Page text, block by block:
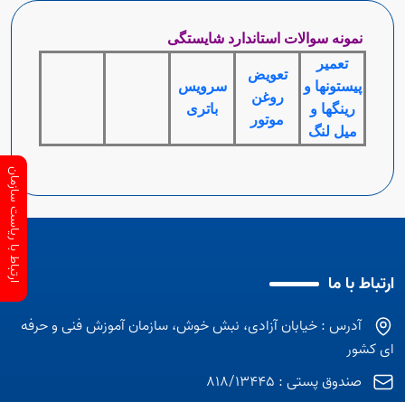
نمونه سوالات استاندارد شایستگی
تعمیر
پیستونها و
رینگها و
میل لنگ
تعویض
روغن
موتور
سرویس
باتری
ارتباط با ما
آدرس : خیابان آزادی، نبش خوش، سازمان آموزش فنی و حرفه
ای کشور
صندوق پستی : 818/13445
ارتباط با ریاست سازمان